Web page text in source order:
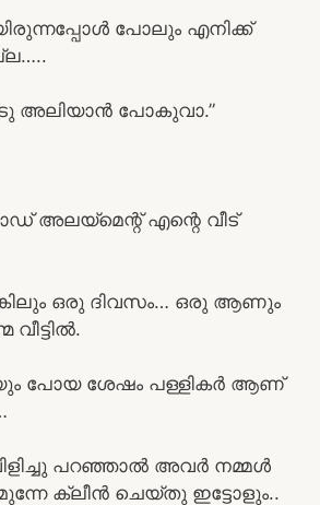
പോലും എനിക്ക്
അലിയാൻ പോകുവാ.”
അലയ്മെന്റ് എന്റെ വീട്
ഒരു ദിവസം… ഒരു ആണും
പോയ ശേഷം പള്ളികർ ആണ്
പറഞ്ഞാൽ അവർ നമ്മൾ
ക്ലീൻ ചെയ്തു ഇട്ടോളും..